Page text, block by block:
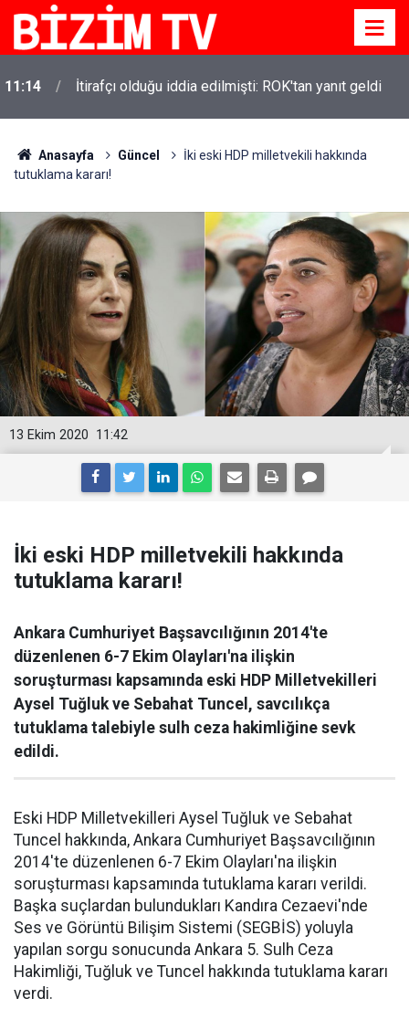
11:14 İtirafçı olduğu iddia edilmişti: ROK'tan yanıt geldi
Anasayfa Güncel
İki eski HDP milletvekili hakkında
tutuklama kararı!
11:42
13 Ekim 2020
İki eski HDP milletvekili hakkında
tutuklama kararı!
Ankara Cumhuriyet Başsavcılığının 2014'te
düzenlenen 6-7 Ekim Olayları'na ilişkin
soruşturması kapsamında eski HDP Milletvekilleri
Aysel Tuğluk ve Sebahat Tuncel, savcılıkça
tutuklama talebiyle sulh ceza hakimliğine sevk
edildi.
Eski HDP Milletvekilleri Aysel Tuğluk ve Sebahat
Tuncel hakkında, Ankara Cumhuriyet Başsavcılığının
2014'te düzenlenen 6-7 Ekim Olayları'na ilişkin
soruşturması kapsamında tutuklama kararı verildi.
Başka suçlardan bulundukları Kandıra Cezaevi'nde
Ses ve Görüntü Bilişim Sistemi (SEGBİS) yoluyla
yapılan sorgu sonucunda Ankara 5. Sulh Ceza
Hakimliği, Tuğluk ve Tuncel hakkında tutuklama kararı
verdi.